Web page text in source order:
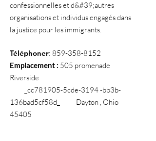
confessionnelles et d&#39;autres
organisations et individus engagés dans
la justice pour les immigrants.
Téléphoner: 859-358-8152
Emplacement : 505 promenade
Riverside
_cc781905-5cde-3194 -bb3b-
136bad5cf58d_ Dayton , Ohio
45405